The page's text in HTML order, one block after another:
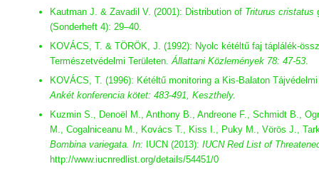
Kautman J. & Zavadil V. (2001): Distribution of Triturus cristatus
(Sonderheft 4): 29–40.
KOVÁCS, T. & TÖRÖK, J. (1992): Nyolc kétéltű faj táplálék-
Természetvédelmi Területen.Állattani Közlemények 78: 47-53.
KOVÁCS, T. (1996): Kétéltű monitoring a Kis-Balaton
Ankét konferencia kötet: 483-491, Keszthely.
Kuzmin S., Denoël M., Anthony B., Andreone F., Schmidt B.,
M., Cogalniceanu M., Kovács T., Kiss I., Puky M., Vörös J.,
Bombina variegata. In: IUCN (2013): IUCN Red List of
http://www.iucnredlist.org/details/54451/0